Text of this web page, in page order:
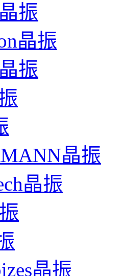
振
晶振
振
晶振
晶振
晶振